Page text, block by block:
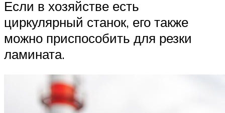
Если в хозяйстве есть
циркулярный станок, его также
можно приспособить для резки
ламината.